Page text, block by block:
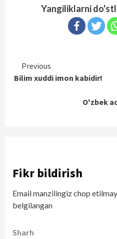
Yangiliklarni
Continue
Reading
Previous
Bilim xuddi imon kabidir!
O'zbek
Fikr bildirish
Email manzilingiz chop
belgilangan
Sharh